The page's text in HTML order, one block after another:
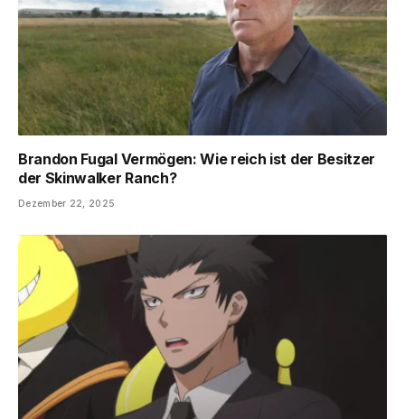
Brandon Fugal Vermögen: Wie reich ist der Besitzer
der Skinwalker Ranch?
Dezember 22, 2025